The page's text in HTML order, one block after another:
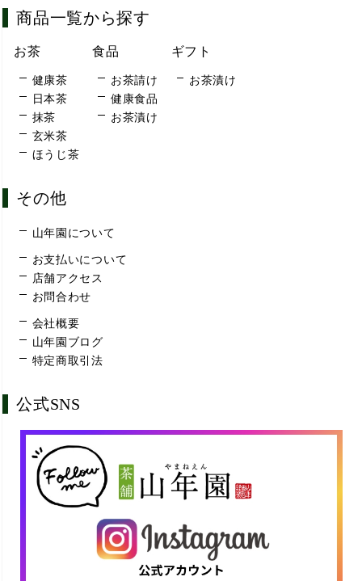
商品一覧から探す
お茶
健康茶
日本茶
抹茶
玄米茶
ほうじ茶
食品
お茶請け
健康食品
お茶漬け
ギフト
お茶漬け
その他
山年園について
お支払いについて
店舗アクセス
お問合わせ
会社概要
山年園ブログ
特定商取引法
公式SNS